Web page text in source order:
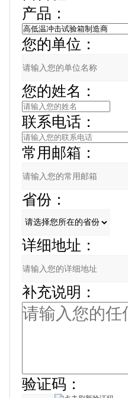
产品：
您的单位：
您的姓名：
联系电话：
常用邮箱：
省份：
详细地址：
补充说明：
验证码：